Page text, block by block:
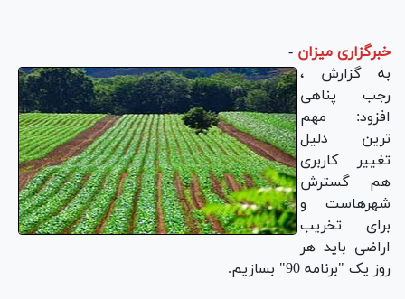
خبرگزاری میزان -
به گزارش ،
رجب پناهی
افزود: مهم
ترین دلیل
تغییر کاربری
هم گسترش
شهرهاست و
برای تخریب
اراضی باید هر
روز یک "برنامه 90" بسازیم.